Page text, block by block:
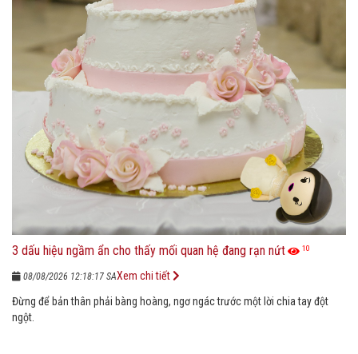
3 dấu hiệu ngầm ẩn cho thấy mối quan hệ đang rạn nứt 10
08/08/2026 12:18:17 SA
Đừng để bản thân phải bàng hoàng, ngơ ngác trước một lời chia tay đột
ngột.
Xem chi tiết